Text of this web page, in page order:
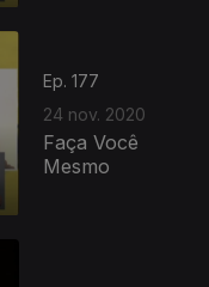
Ep. 177
24 nov. 2020
Faça Você
Mesmo